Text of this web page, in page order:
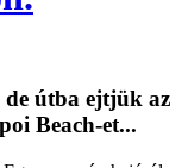
de útba ejtjük az
Beach-et...